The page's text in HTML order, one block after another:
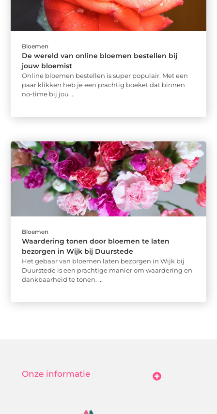
Bloemen
De wereld van online bloemen bestellen bij
jouw bloemist
Online bloemen bestellen is super populair. Met een
paar klikken heb je een prachtig boeket dat binnen
no-time bij jou ...
Bloemen
Waardering tonen door bloemen te laten
bezorgen in Wijk bij Duurstede
Het gebaar van bloemen laten bezorgen in Wijk bij
Duurstede is een prachtige manier om waardering en
dankbaarheid te tonen. ...
Onze informatie